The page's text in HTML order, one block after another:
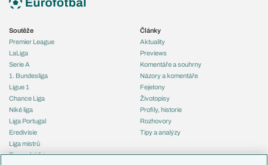
Soutěže
Premier League
LaLiga
Serie A
1. Bundesliga
Ligue 1
Chance Liga
Niké liga
Liga Portugal
Eredivisie
Liga mistrů
Evropská liga
Články
Aktuality
Previews
Komentáře a souhrny
Názory a komentáře
Fejetony
Životopisy
Profily, historie
Rozhovory
Tipy a analýzy